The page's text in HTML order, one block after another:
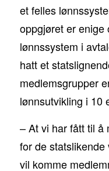
et felles
oppgjøret er enige
lønnssystem i
hatt et
medlemsgrupper
lønnsutvikling i 10
– At vi har fått til å
for de
vil komme